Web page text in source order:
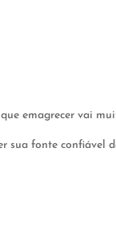
emagrecer vai
sua fonte confiável